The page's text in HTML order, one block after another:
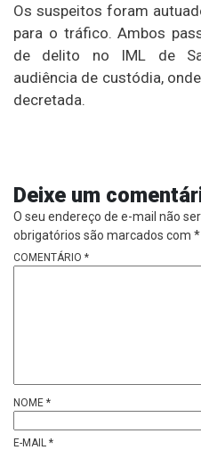
Os suspeitos foram
para o tráfico. Ambos
de delito no IML de
audiência de custódia,
decretada.
Deixe um
O seu endereço de e-mail não
obrigatórios são marcados com *
COMENTÁRIO *
NOME *
E-MAIL *